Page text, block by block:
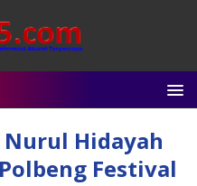
Hidayah
Festival